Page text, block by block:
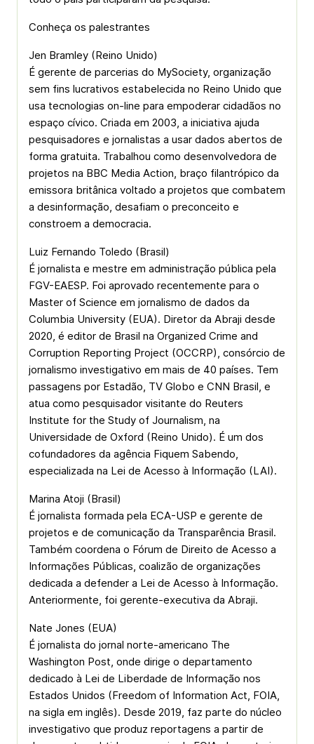
Conheça os palestrantes
Jen Bramley (Reino Unido)
É gerente de parcerias do MySociety, organização
sem fins lucrativos estabelecida no Reino Unido que
usa tecnologias on-line para empoderar cidadãos no
espaço cívico. Criada em 2003, a iniciativa ajuda
pesquisadores e jornalistas a usar dados abertos de
forma gratuita. Trabalhou como desenvolvedora de
projetos na BBC Media Action, braço filantrópico da
emissora britânica voltado a projetos que combatem
a desinformação, desafiam o preconceito e
constroem a democracia.
Luiz Fernando Toledo (Brasil)
É jornalista e mestre em administração pública pela
FGV-EAESP. Foi aprovado recentemente para o
Master of Science em jornalismo de dados da
Columbia University (EUA). Diretor da Abraji desde
2020, é editor de Brasil na Organized Crime and
Corruption Reporting Project (OCCRP), consórcio de
jornalismo investigativo em mais de 40 países. Tem
passagens por Estadão, TV Globo e CNN Brasil, e
atua como pesquisador visitante do Reuters
Institute for the Study of Journalism, na
Universidade de Oxford (Reino Unido). É um dos
cofundadores da agência Fiquem Sabendo,
especializada na Lei de Acesso à Informação (LAI).
Marina Atoji (Brasil)
É jornalista formada pela ECA-USP e gerente de
projetos e de comunicação da Transparência Brasil.
Também coordena o Fórum de Direito de Acesso a
Informações Públicas, coalizão de organizações
dedicada a defender a Lei de Acesso à Informação.
Anteriormente, foi gerente-executiva da Abraji.
Nate Jones (EUA)
É jornalista do jornal norte-americano The
Washington Post, onde dirige o departamento
dedicado à Lei de Liberdade de Informação nos
Estados Unidos (Freedom of Information Act, FOIA,
na sigla em inglês). Desde 2019, faz parte do núcleo
investigativo que produz reportagens a partir de